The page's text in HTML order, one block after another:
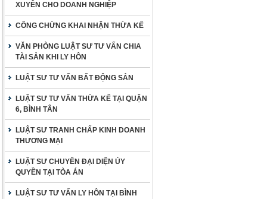
XUYÊN CHO DOANH NGHIỆP
CÔNG CHỨNG KHAI NHẬN THỪA KẾ
VĂN PHÒNG LUẬT SƯ TƯ VẤN CHIA
TÀI SẢN KHI LY HÔN
LUẬT SƯ TƯ VẤN BẤT ĐỘNG SẢN
LUẬT SƯ TƯ VẤN THỪA KẾ TẠI QUẬN
6, BÌNH TÂN
LUẬT SƯ TRANH CHẤP KINH DOANH
THƯƠNG MẠI
LUẬT SƯ CHUYÊN ĐẠI DIỆN ỦY
QUYỀN TẠI TÒA ÁN
LUẬT SƯ TƯ VẤN LY HÔN TẠI BÌNH